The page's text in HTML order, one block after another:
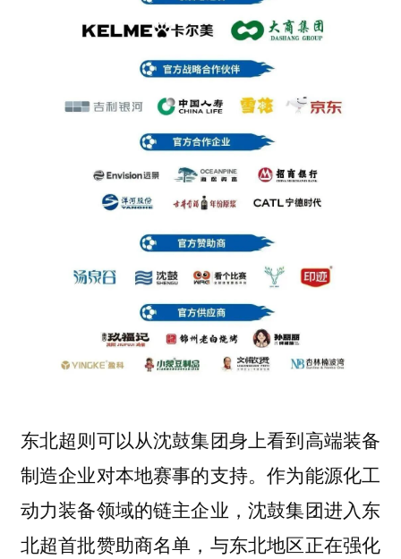
东北超则可以从沈鼓集团身上看到高端装备
制造企业对本地赛事的支持。作为能源化工
动力装备领域的链主企业，沈鼓集团进入东
北超首批赞助商名单，与东北地区正在强化